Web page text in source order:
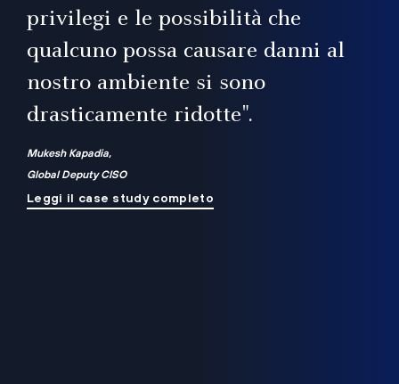
privilegi e le possibilità che
qualcuno possa causare danni al
nostro ambiente si sono
drasticamente ridotte".
Mukesh Kapadia,
Global Deputy CISO
Leggi il case study completo